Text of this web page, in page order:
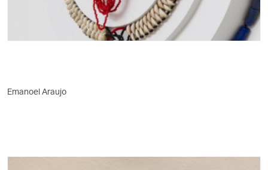
Emanoel Araujo